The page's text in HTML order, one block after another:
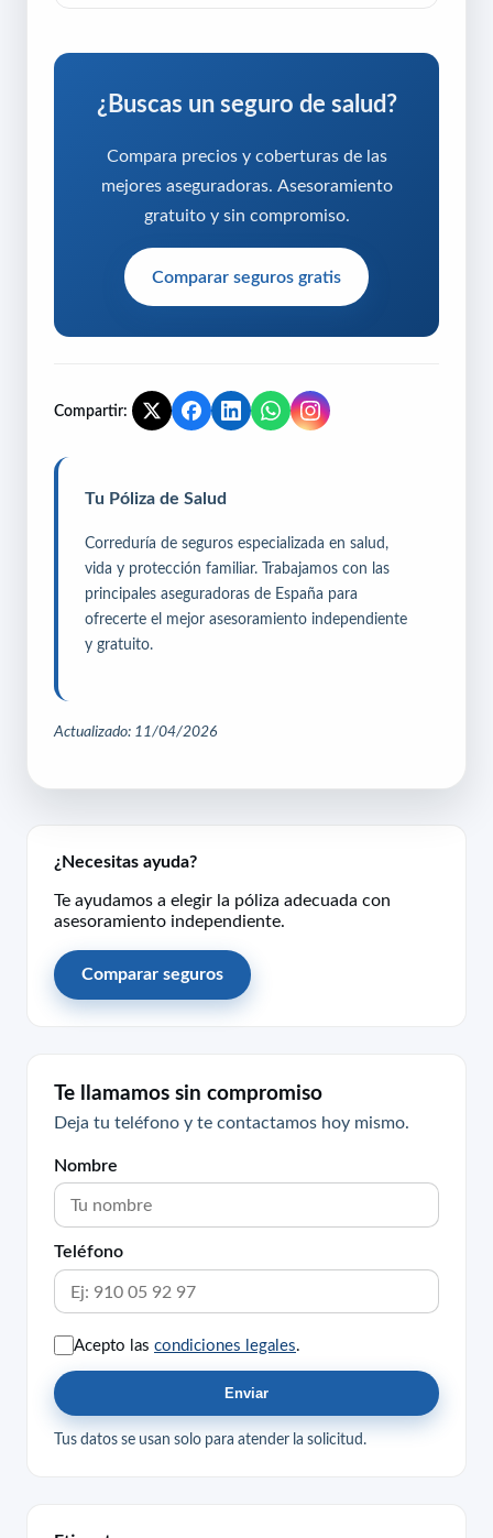
¿Buscas un seguro de salud?
Compara precios y coberturas de las
mejores aseguradoras. Asesoramiento
gratuito y sin compromiso.
Comparar seguros gratis
Compartir:
Tu Póliza de Salud
Correduría de seguros especializada en salud,
vida y protección familiar. Trabajamos con las
principales aseguradoras de España para
ofrecerte el mejor asesoramiento independiente
y gratuito.
Actualizado: 11/04/2026
¿Necesitas ayuda?
Te ayudamos a elegir la póliza adecuada con
asesoramiento independiente.
Comparar seguros
Te llamamos sin compromiso
Deja tu teléfono y te contactamos hoy mismo.
Nombre
Teléfono
Acepto las condiciones legales
Enviar
Tus datos se usan solo para atender la solicitud.